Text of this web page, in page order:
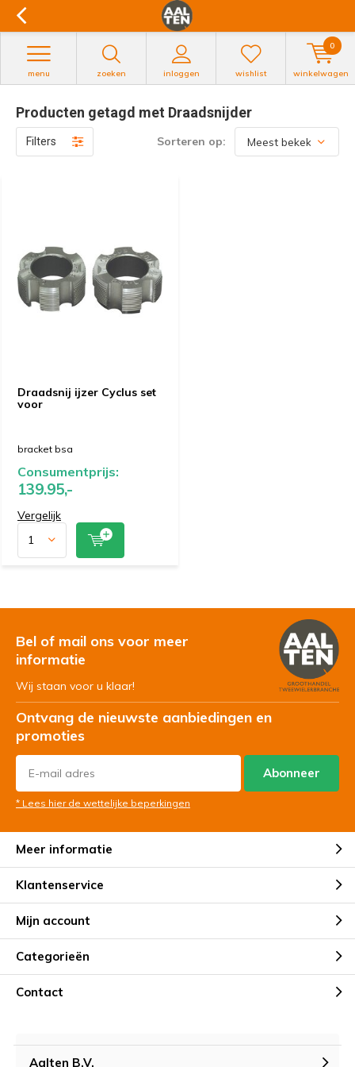
zoeken inloggen
menu wishlist winkelwagen
0
Producten getagd met Draadsnijder
Filters Sorteren op:
Draadsnij ijzer Cyclus set
voor
bracket bsa
Consumentprijs:
139.95,-
Vergelijk
Bel of mail ons voor meer
informatie
Wij staan voor u klaar!
Ontvang de nieuwste aanbiedingen en
promoties
Abonneer
* Lees hier de wettelijke beperkingen
Meer informatie
Klantenservice
Mijn account
Categorieën
Contact
Aalten B.V.